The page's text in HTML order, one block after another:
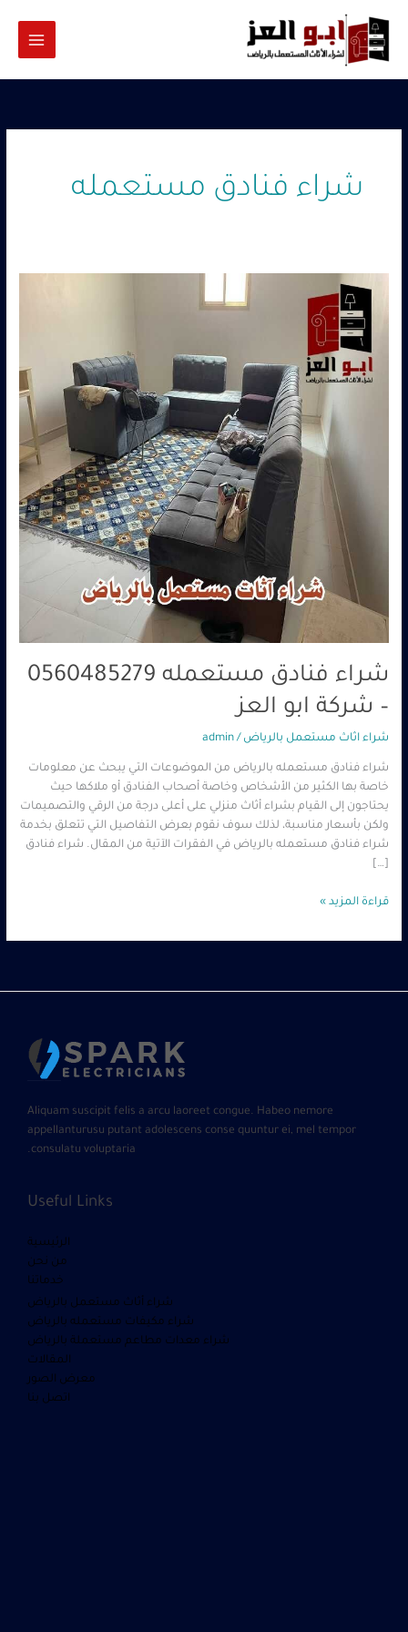
المحتوى
شراء فنادق مستعمله
شراء فنادق مستعمله 0560485279
– شركة ابو العز
شراء اثاث مستعمل بالرياض /
admin
شراء فنادق مستعمله بالرياض من الموضوعات التي يبحث عن معلومات
خاصة بها الكثير من الأشخاص وخاصة أصحاب الفنادق أو ملاكها حيث
يحتاجون إلى القيام بشراء أثاث منزلي على أعلى درجة من الرقي والتصميمات
ولكن بأسعار مناسبة، لذلك سوف نقوم بعرض التفاصيل التي تتعلق بخدمة
شراء فنادق مستعمله بالرياض في الفقرات الآتية من المقال. شراء فنادق
[…]
مستعمله
0560485279
شركة
قراءة المزيد »
Aliquam suscipit felis a arcu laoreet congue. Habeo nemore
appellanturusu putant adolescens conse quuntur ei, mel tempor
consulatu voluptaria.
Useful Links
الرئيسية
من نحن
خدماتنا
شراء أثاث مستعمل بالرياض
شراء مكيفات مستعمله بالرياض
شراء معدات مطاعم مستعملة بالرياض
المقالات
معرض الصور
اتصل بنا